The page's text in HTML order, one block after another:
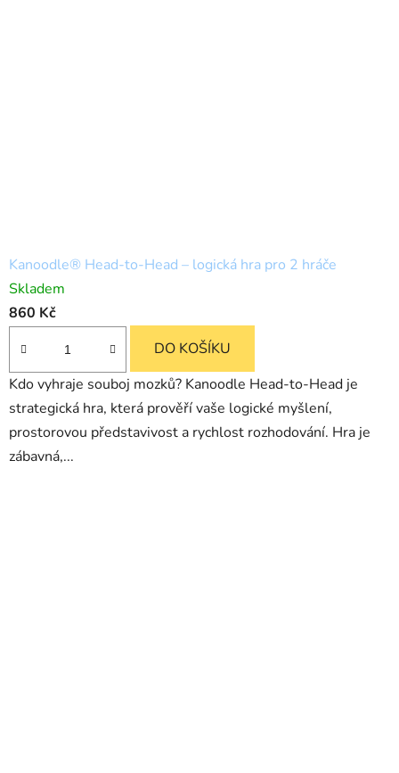
Kanoodle® Head-to-Head – logická hra pro 2 hráče
Skladem
860 Kč
DO KOŠÍKU
Kdo vyhraje souboj mozků? Kanoodle Head-to-Head je
strategická hra, která prověří vaše logické myšlení,
prostorovou představivost a rychlost rozhodování. Hra je
zábavná,...